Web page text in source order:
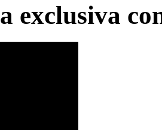
exclusiva